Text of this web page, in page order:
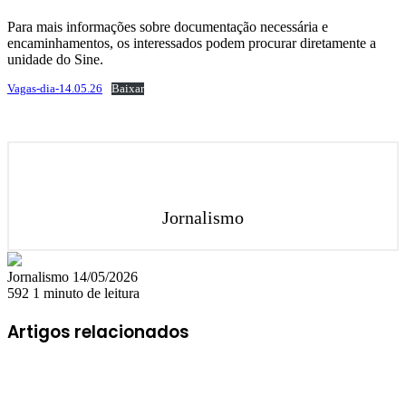
Para mais informações sobre documentação necessária e
encaminhamentos, os interessados podem procurar diretamente a
unidade do Sine.
Vagas-dia-14.05.26 Baixar
Jornalismo
Jornalismo Mande
um
mail
14/05/2026
592 1 minuto de leitura
Artigos relacionados